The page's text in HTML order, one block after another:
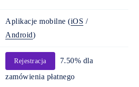
Aplikacje mobilne (iOS /
Android)
Rejestracja
7.50% dla
zamówienia płatnego